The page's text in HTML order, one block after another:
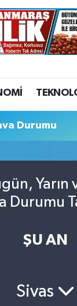
Durumu
Yarın
Durumu
ŞU AN
Sivas
Durumu ve